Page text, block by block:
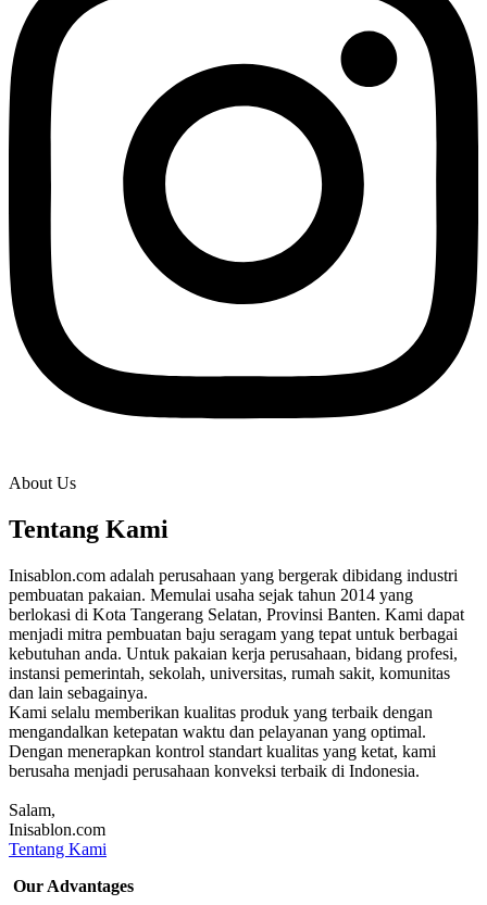
About Us
Tentang Kami
Inisablon.com adalah perusahaan yang bergerak dibidang industri
pembuatan pakaian. Memulai usaha sejak tahun 2014 yang
berlokasi di Kota Tangerang Selatan, Provinsi Banten. Kami dapat
menjadi mitra pembuatan baju seragam yang tepat untuk berbagai
kebutuhan anda. Untuk pakaian kerja perusahaan, bidang profesi,
instansi pemerintah, sekolah, universitas, rumah sakit, komunitas
dan lain sebagainya.
Kami selalu memberikan kualitas produk yang terbaik dengan
mengandalkan ketepatan waktu dan pelayanan yang optimal.
Dengan menerapkan kontrol standart kualitas yang ketat, kami
berusaha menjadi perusahaan konveksi terbaik di Indonesia.
Salam,
Inisablon.com
Tentang Kami
Our Advantages